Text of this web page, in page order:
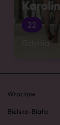
22
Gdynia
Wrocław
Bielsko-Biała